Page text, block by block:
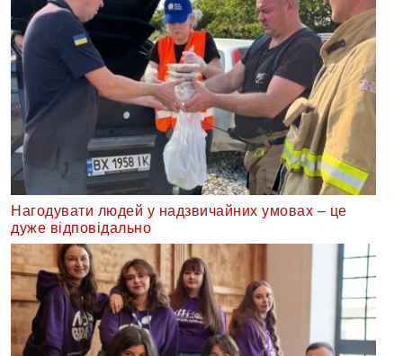
Нагодувати людей у надзвичайних умовах – це
дуже відповідально